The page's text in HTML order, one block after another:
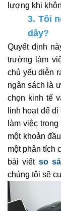
lượng khi
3. Tôi
dây?
Quyết định
trường làm
chủ yếu diễn
ngân sách là
chọn kinh tế
linh hoạt để
làm việc
một khoản
một phân tích
bài viết so
chúng tôi sẽ